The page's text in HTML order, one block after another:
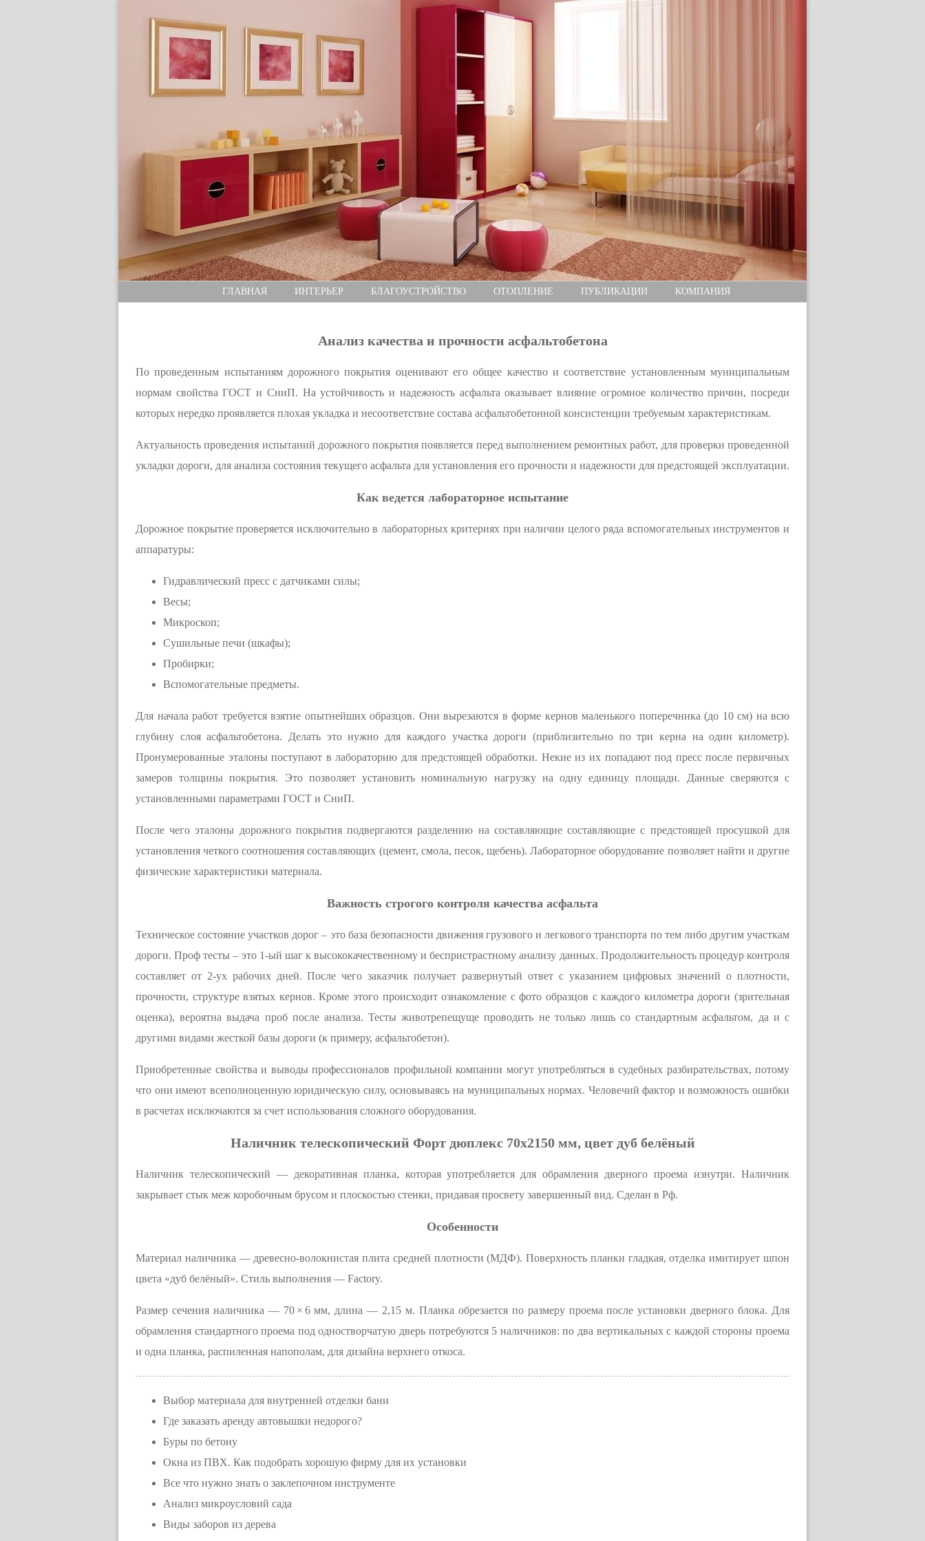
ГЛАВНАЯ ИНТЕРЬЕР БЛАГОУСТРОЙСТВО ОТОПЛЕНИЕ ПУБЛИКАЦИИ КОМПАНИЯ
Анализ качества и прочности асфальтобетона
По проведенным испытаниям дорожного покрытия оценивают его общее качество и соответствие установленным муниципальным
нормам свойства ГОСТ и СниП. На устойчивость и надежность асфальта оказывает влияние огромное количество причин, посреди
которых нередко проявляется плохая укладка и несоответствие состава асфальтобетонной консистенции требуемым характеристикам.
Актуальность проведения испытаний дорожного покрытия появляется перед выполнением ремонтных работ, для проверки проведенной
укладки дороги, для анализа состояния текущего асфальта для установления его прочности и надежности для предстоящей эксплуатации.
Как ведется лабораторное испытание
Дорожное покрытие проверяется исключительно в лабораторных критериях при наличии целого ряда вспомогательных инструментов и
аппаратуры:
Гидравлический пресс с датчиками силы;
Весы;
Микроскоп;
Сушильные печи (шкафы);
Пробирки;
Вспомогательные предметы.
Для начала работ требуется взятие опытнейших образцов. Они вырезаются в форме кернов маленького поперечника (до 10 см) на всю
глубину слоя асфальтобетона. Делать это нужно для каждого участка дороги (приблизительно по три керна на один километр).
Пронумерованные эталоны поступают в лабораторию для предстоящей обработки. Некие из их попадают под пресс после первичных
замеров толщины покрытия. Это позволяет установить номинальную нагрузку на одну единицу площади. Данные сверяются с
установленными параметрами ГОСТ и СниП.
После чего эталоны дорожного покрытия подвергаются разделению на составляющие составляющие с предстоящей просушкой для
установления четкого соотношения составляющих (цемент, смола, песок, щебень). Лабораторное оборудование позволяет найти и другие
физические характеристики материала.
Важность строгого контроля качества асфальта
Техническое состояние участков дорог – это база безопасности движения грузового и легкового транспорта по тем либо другим участкам
дороги. Проф тесты – это 1-ый шаг к высококачественному и беспристрастному анализу данных. Продолжительность процедур контроля
составляет от 2-ух рабочих дней. После чего заказчик получает развернутый ответ с указанием цифровых значений о плотности,
прочности, структуре взятых кернов. Кроме этого происходит ознакомление с фото образцов с каждого километра дороги (зрительная
оценка), вероятна выдача проб после анализа. Тесты животрепещуще проводить не только лишь со стандартным асфальтом, да и с
другими видами жесткой базы дороги (к примеру, асфальтобетон).
Приобретенные свойства и выводы профессионалов профильной компании могут употребляться в судебных разбирательствах, потому
что они имеют всеполноценную юридическую силу, основываясь на муниципальных нормах. Человечий фактор и возможность ошибки
в расчетах исключаются за счет использования сложного оборудования.
Наличник телескопический Форт дюплекс 70x2150 мм, цвет дуб белёный
Наличник телескопический — декоративная планка, которая употребляется для обрамления дверного проема изнутри. Наличник
закрывает стык меж коробочным брусом и плоскостью стенки, придавая просвету завершенный вид. Сделан в Рф.
Особенности
Материал наличника — древесно-волокнистая плита средней плотности (МДФ). Поверхность планки гладкая, отделка имитирует шпон
цвета «дуб белёный». Стиль выполнения — Factory.
Размер сечения наличника — 70 × 6 мм, длина — 2,15 м. Планка обрезается по размеру проема после установки дверного блока. Для
обрамления стандартного проема под одностворчатую дверь потребуются 5 наличников: по два вертикальных с каждой стороны проема
и одна планка, распиленная напополам, для дизайна верхнего откоса.
Выбор материала для внутренней отделки бани
Где заказать аренду автовышки недорого?
Буры по бетону
Окна из ПВХ. Как подобрать хорошую фирму для их установки
Все что нужно знать о заклепочном инструменте
Анализ микроусловий сада
Виды заборов из дерева